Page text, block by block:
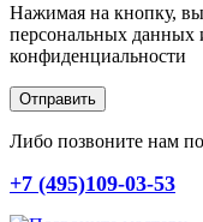
Нажимая на кнопку, вы
персональных данных
конфиденциальности
Отправить
Либо позвоните нам
+7 (495)109-03-53